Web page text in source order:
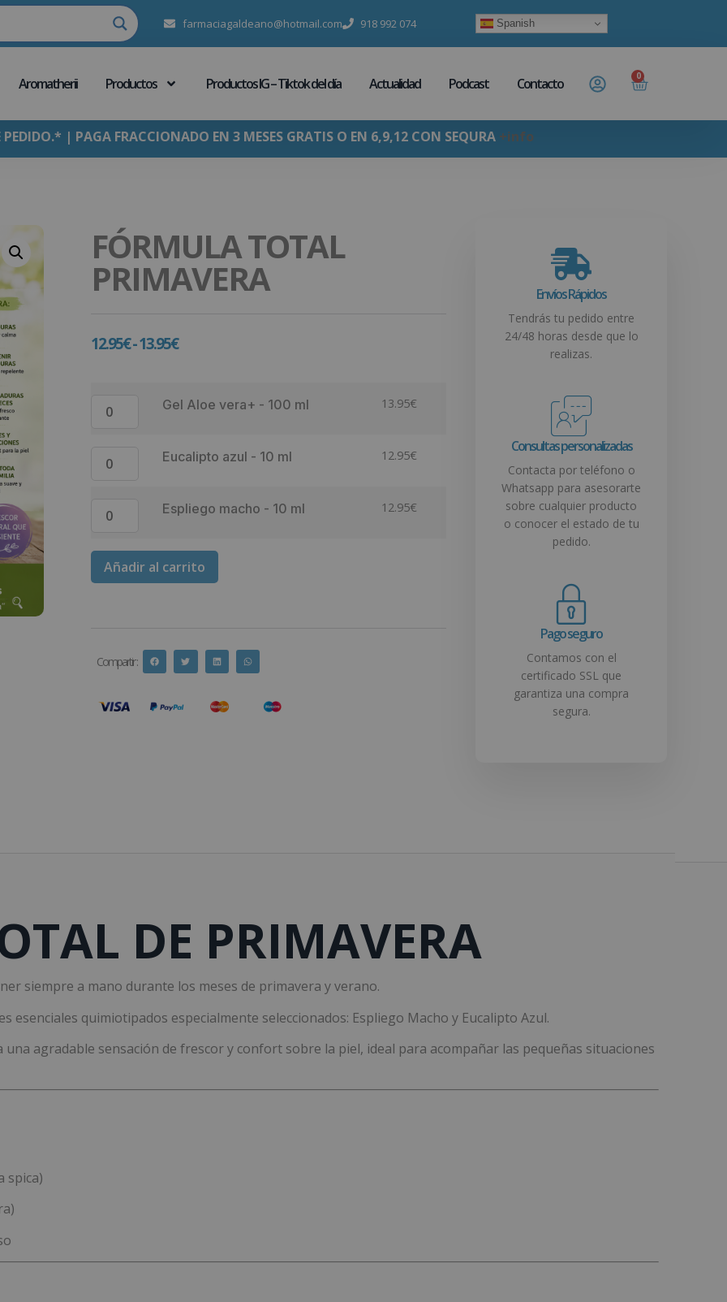
farmaciagaldeano@hotmail.com 918 992 074 Spanish
Aromatherii Productos Productos IG – Tiktok del día Actualidad Podcast Contacto 0
| PAGA FRACCIONADO EN 3 MESES GRATIS O EN 6,9,12 CON SEQURA +info
FÓRMULA TOTAL
PRIMAVERA
12.95€-13.95€
Gel Aloe vera+ - 100 ml 13.95€
Eucalipto azul - 10 ml 12.95€
Espliego macho - 10 ml 12.95€
Añadir al carrito
Compartir :
Envíos Rápidos
Tendrás tu pedido entre
24/48 horas desde que lo
realizas.
Consultas personalizadas
Contacta por teléfono o
Whatsapp para asesorarte
sobre cualquier producto
o conocer el estado de tu
pedido.
Pago seguro
Contamos con el
certificado SSL que
garantiza una compra
segura.
DE PRIMAVERA
siempre a mano durante los meses de primavera y verano.
esenciales quimiotipados especialmente seleccionados: Espliego Macho y Eucalipto Azul.
agradable sensación de frescor y confort sobre la piel, ideal para acompañar las pequeñas situaciones
spica)